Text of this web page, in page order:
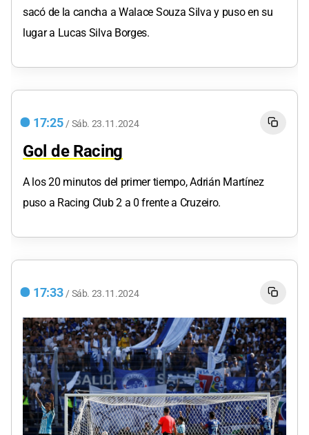
sacó de la cancha a Walace Souza Silva y puso en su
lugar a Lucas Silva Borges.
17:25 / Sáb. 23.11.2024
Gol de Racing
A los 20 minutos del primer tiempo, Adrián Martínez
puso a Racing Club 2 a 0 frente a Cruzeiro.
17:33 / Sáb. 23.11.2024